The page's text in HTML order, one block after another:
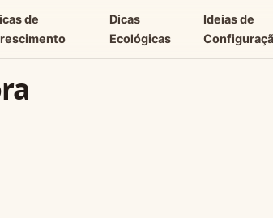
de
Dicas
Ecológicas
Ideias de